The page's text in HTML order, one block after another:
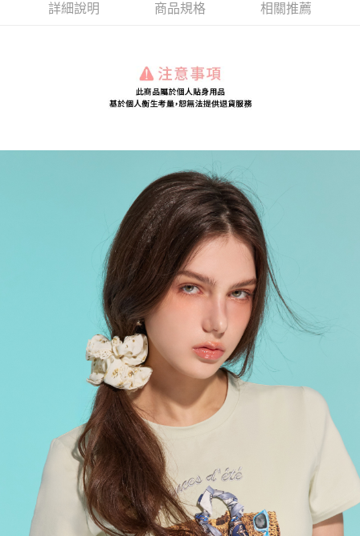
付款後全家取貨
每筆NT$80，滿NT$2,000(含以上)免運費
每筆NT$120，滿NT$2,000(含以上)免運費
每筆NT$400，滿NT$2,000(含以上)免運費
詳細說明 商品規格 相關推薦